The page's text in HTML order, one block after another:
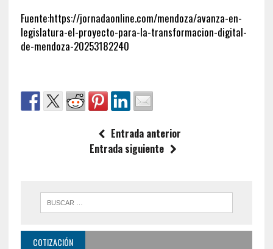
Fuente:https://jornadaonline.com/mendoza/avanza-en-
legislatura-el-proyecto-para-la-transformacion-digital-
de-mendoza-20253182240
Entrada anterior
Entrada siguiente
COTIZACIÓN